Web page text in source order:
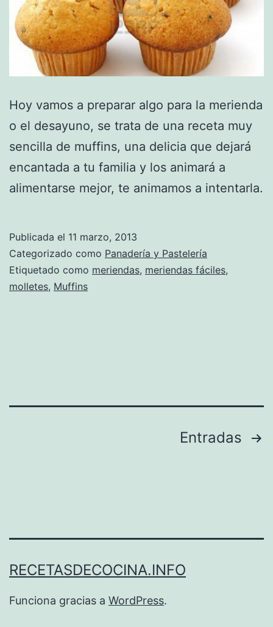
Hoy vamos a preparar algo para la merienda
o el desayuno, se trata de una receta muy
sencilla de muffins, una delicia que dejará
encantada a tu familia y los animará a
alimentarse mejor, te animamos a intentarla.
Publicada el 11 marzo, 2013
Categorizado como Panadería y Pastelería
Etiquetado como meriendas, meriendas fáciles,
molletes, Muffins
Entradas
RECETASDECOCINA.INFO
Funciona gracias a WordPress.